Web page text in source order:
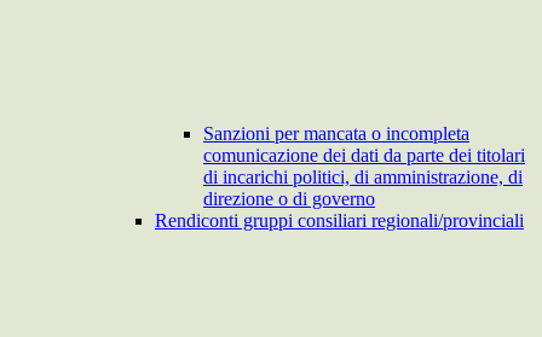
Sanzioni per mancata o incompleta
comunicazione dei dati da parte dei titolari
di incarichi politici, di amministrazione, di
direzione o di governo
Rendiconti gruppi consiliari regionali/provinciali